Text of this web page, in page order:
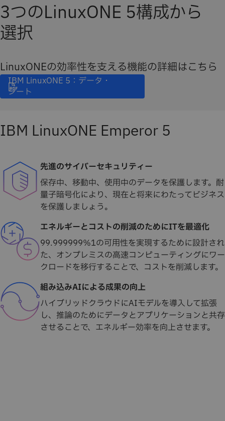
3つのLinuxONE 5構成から
選択
LinuxONEの効率性を支える機能の詳細はこちら
IBM LinuxONE 5：データ・
シート
IBM LinuxONE Emperor 5
先進のサイバーセキュリティー
保存中、移動中、使用中のデータを保護します。耐
量子暗号化により、現在と将来にわたってビジネス
を保護しましょう。
エネルギーとコストの削減のためにITを最適化
99.999999％1の可用性を実現するために設計され
た、オンプレミスの高速コンピューティングにワー
クロードを移行することで、コストを削減します。
組み込みAIによる成果の向上
ハイブリッドクラウドにAIモデルを導入して拡張
し、推論のためにデータとアプリケーションと共存
させることで、エネルギー効率を向上させます。